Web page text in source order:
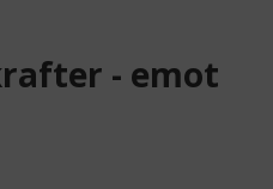
- emot